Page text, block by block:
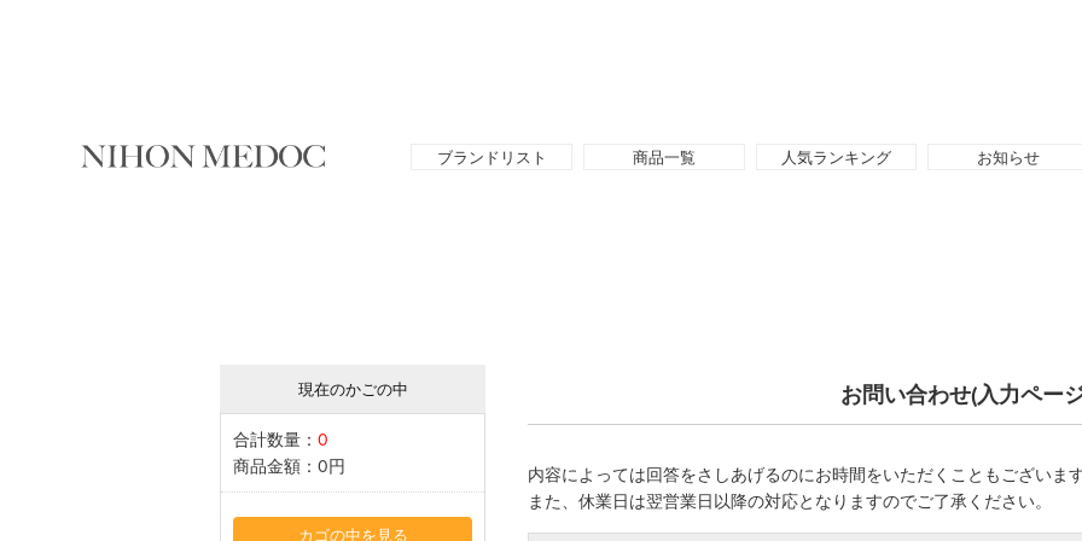
ブランドリスト 商品一覧 人気ランキング お知らせ
現在のかごの中
合計数量： 0
商品金額： 0円
カゴの中を見る
お問い合わせ(入力ペー
内容によっては回答をさしあげるのにお時間をいただくこともございま
また、休業日は翌営業日以降の対応となりますのでご了承ください。